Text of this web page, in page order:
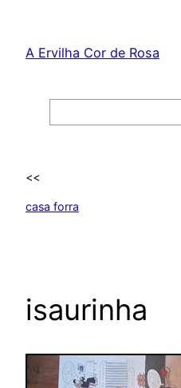
content
A Ervilha Cor de Rosa
<<
casa forra
isaurinha